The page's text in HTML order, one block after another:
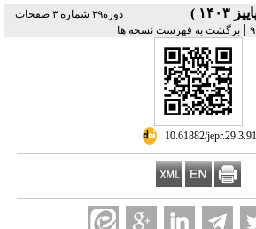
دوره۲۹ شماره ۳ صفحات
| برگشت به فهرست نسخه ها
‎ 10.61882/jepr.29.3.91